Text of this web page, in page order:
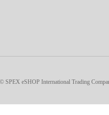
eSHOP International Trading